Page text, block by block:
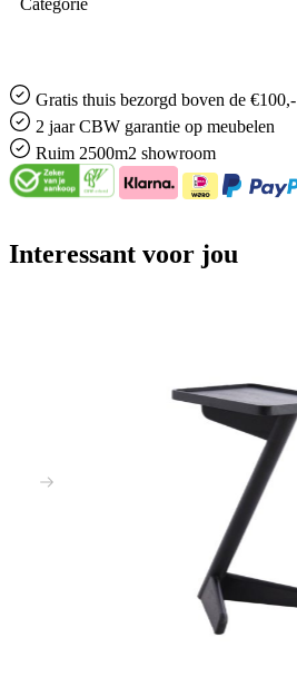
Gratis thuis bezorgd boven de €100,-
2 jaar CBW garantie op meubelen
Ruim 2500m2 showroom
Interessant voor jou